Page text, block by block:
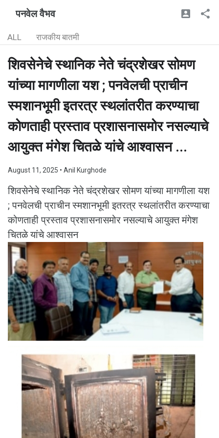
पनवेल वैभव
ALL राजकीय बातमी
शिवसेनेचे स्थानिक नेते चंद्रशेखर सोमण
यांच्या मागणीला यश ; पनवेलची प्राचीन
स्मशानभूमी इतरत्र स्थलांतरीत करण्याचा
कोणताही प्रस्ताव प्रशासनासमोर नसल्याचे
आयुक्त मंगेश चितळे यांचे आश्वासन ...
August 11, 2025 • Anil Kurghode
शिवसेनेचे स्थानिक नेते चंद्रशेखर सोमण यांच्या मागणीला यश
; पनवेलची प्राचीन स्मशानभूमी इतरत्र स्थलांतरीत करण्याचा
कोणताही प्रस्ताव प्रशासनासमोर नसल्याचे आयुक्त मंगेश
चितळे यांचे आश्वासन